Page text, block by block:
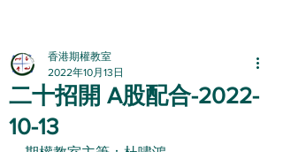
二十招開 A股配合-2022-
10-13
香港期權教室
2022年10月13日